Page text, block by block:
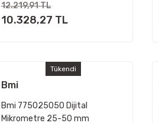
12.219,91 TL
10.328,27 TL
Tükendi
Bmi
Bmi 775025050 Dijital
Mikrometre 25-50 mm